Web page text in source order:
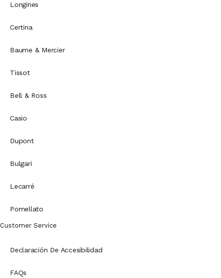
Longines
Certina
Baume & Mercier
Tissot
Bell & Ross
Casio
Dupont
Bulgari
Lecarré
Pomellato
Customer Service
Declaración De Accesibilidad
FAQs